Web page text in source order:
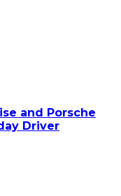
and Porsche
Driver